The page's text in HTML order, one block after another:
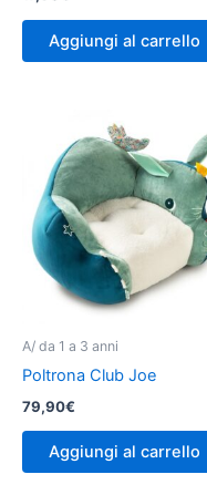
Aggiungi al carrello
A/ da 1 a 3 anni
Poltrona Club Joe
79,90€
Aggiungi al carrello